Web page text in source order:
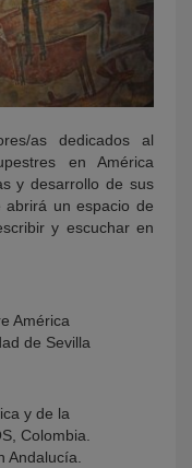
as dedicados al
en América
y desarrollo de sus
abrirá un espacio de
y escuchar en
América
de Sevilla
y de la
Colombia.
Andalucía.